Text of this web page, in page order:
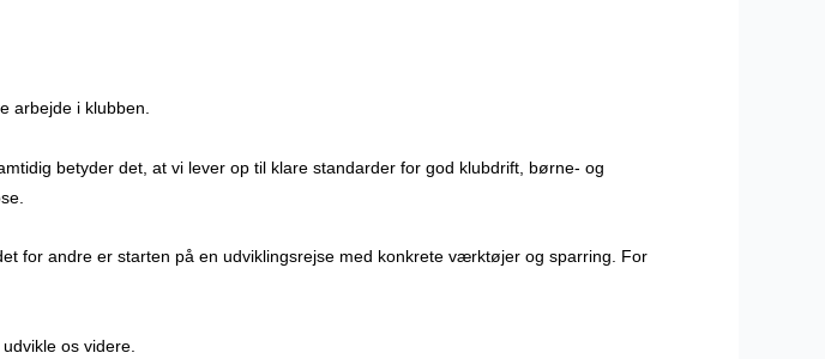
arbejde i klubben.
betyder det, at vi lever op til klare standarder for god klubdrift, børne- og
for andre er starten på en udviklingsrejse med konkrete værktøjer og sparring. For
os videre.